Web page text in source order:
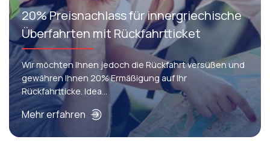
20% Preisnachlass für innergriechische
Überfahrten mit Rückfahrtticket
Wir möchten Ihnen jedoch die Rückfahrt versüßen und
gewähren Ihnen 20% Ermäßigung auf Ihr
Rückfahrtticke. Idea...
Mehr erfahren